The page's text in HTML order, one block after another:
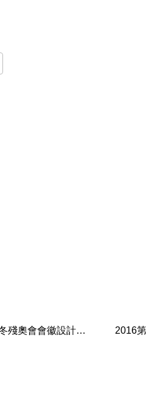
奧會會徽設計方案
2016